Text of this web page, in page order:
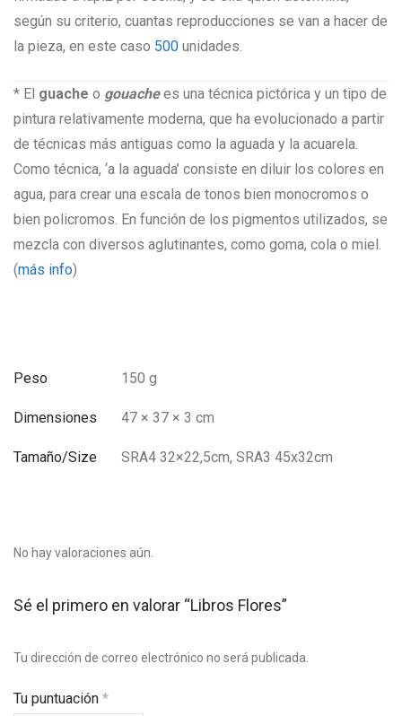
según su criterio, cuantas reproducciones se van a hacer de
la pieza, en este caso 500 unidades.
* El guache o gouache​ es una técnica pictórica y un tipo de
pintura relativamente moderna, que ha evolucionado a partir
de técnicas más antiguas como la aguada y la acuarela.
Como técnica, ‘a la aguada’ consiste en diluir los colores en
agua, para crear una escala de tonos bien monocromos o
bien policromos. En función de los pigmentos utilizados, se
mezcla con diversos aglutinantes, como goma, cola o miel.
(más info)
Peso 150 g
Dimensiones 47 × 37 × 3 cm
Tamaño/Size SRA4 32×22,5cm, SRA3 45x32cm
No hay valoraciones aún.
Sé el primero en valorar “Libros Flores”
Tu dirección de correo electrónico no será publicada.
Tu puntuación *